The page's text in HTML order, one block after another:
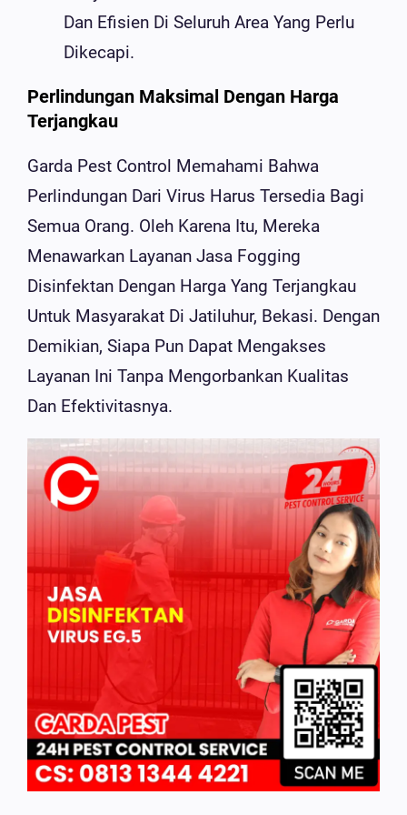
Dan Efisien Di Seluruh Area Yang Perlu
Dikecapi.
Perlindungan Maksimal Dengan Harga
Terjangkau
Garda Pest Control Memahami Bahwa
Perlindungan Dari Virus Harus Tersedia Bagi
Semua Orang. Oleh Karena Itu, Mereka
Menawarkan Layanan Jasa Fogging
Disinfektan Dengan Harga Yang Terjangkau
Untuk Masyarakat Di Jatiluhur, Bekasi. Dengan
Demikian, Siapa Pun Dapat Mengakses
Layanan Ini Tanpa Mengorbankan Kualitas
Dan Efektivitasnya.